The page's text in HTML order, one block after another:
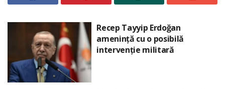
Recep Tayyip Erdoğan
amenință cu o posibilă
intervenție militară